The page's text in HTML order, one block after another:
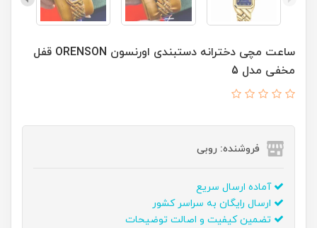
ساعت مچی دخترانه دستبندی اورنسون ORENSON قفل
مخفی مدل 5
فروشنده: روبی
آماده ارسال سریع
ارسال رایگان به سراسر کشور
تضمین کیفیت و اصالت توضیحات